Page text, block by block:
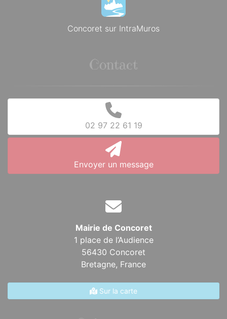
Concoret sur IntraMuros
Contact
02 97 22 61 19
Envoyer un message
Mairie de Concoret
1 place de l’Audience
56430 Concoret
Bretagne, France
Sur la carte